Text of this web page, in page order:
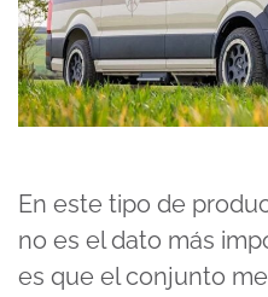
En este tipo de
no es el dato más
es que el conjunto